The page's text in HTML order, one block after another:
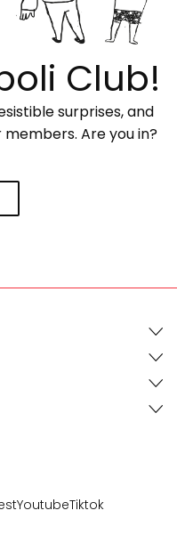
Club!
surprises, and
Are you in?
YoutubeTiktok